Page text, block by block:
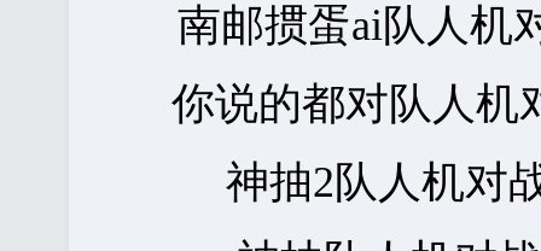
南邮掼蛋ai队人机
你说的都对队人机
神抽2队人机对